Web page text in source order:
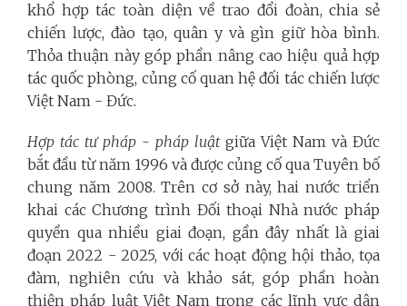
khổ hợp tác toàn diện về trao đổi đoàn, chia sẻ
chiến lược, đào tạo, quân y và gìn giữ hòa bình.
Thỏa thuận này góp phần nâng cao hiệu quả hợp
tác quốc phòng, củng cố quan hệ đối tác chiến lược
Việt Nam - Đức.
Hợp tác tư pháp - pháp luậtgiữa Việt Nam và Đức
bắt đầu từ năm 1996 và được củng cố qua Tuyên bố
chung năm 2008. Trên cơ sở này, hai nước triển
khai các Chương trình Đối thoại Nhà nước pháp
quyền qua nhiều giai đoạn, gần đây nhất là giai
đoạn 2022 - 2025, với các hoạt động hội thảo, tọa
đàm, nghiên cứu và khảo sát, góp phần hoàn
thiện pháp luật Việt Nam trong các lĩnh vực dân